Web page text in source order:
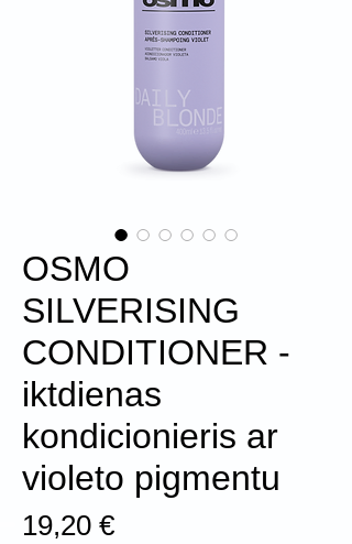
OSMO
SILVERISING
CONDITIONER -
iktdienas
kondicionieris ar
violeto pigmentu
19,20 €Цена